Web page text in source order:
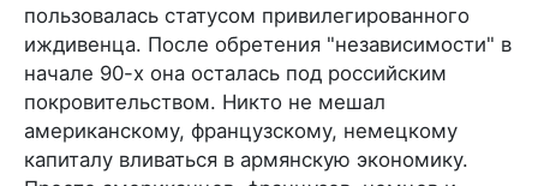
пользовалась статусом привилегированного
иждивенца. После обретения "независимости" в
начале 90-х она осталась под российским
покровительством. Никто не мешал
американскому, французскому, немецкому
капиталу вливаться в армянскую экономику.